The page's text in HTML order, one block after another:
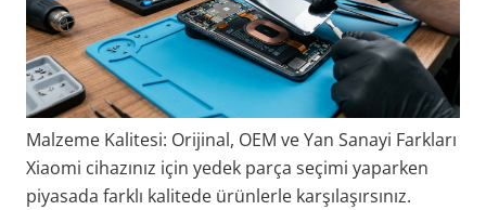
Malzeme Kalitesi: Orijinal, OEM ve Yan Sanayi Farkları
Xiaomi cihazınız için yedek parça seçimi yaparken
piyasada farklı kalitede ürünlerle karşılaşırsınız.